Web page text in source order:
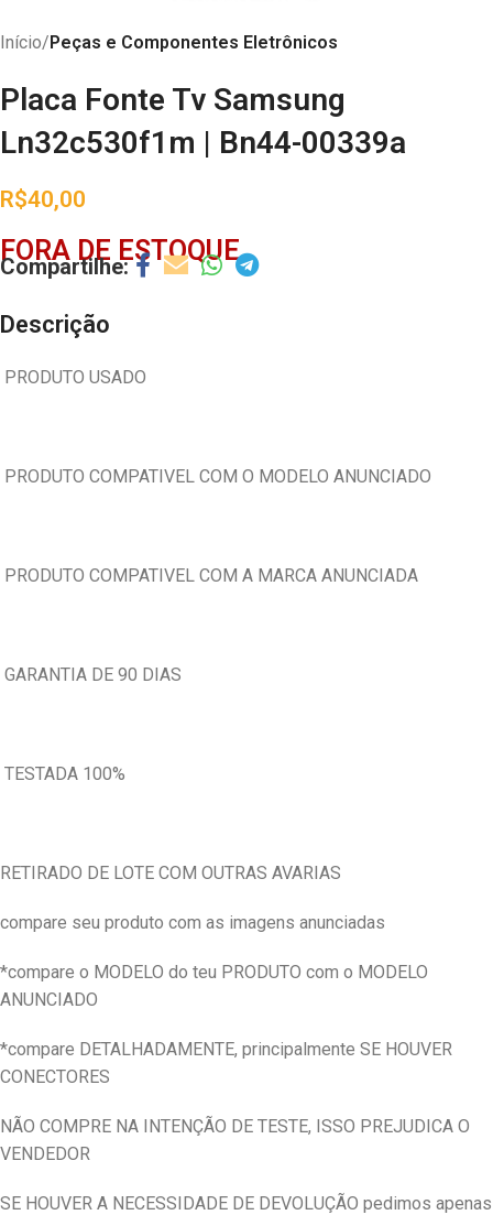
Início Peças e Componentes Eletrônicos
Placa Fonte Tv Samsung
Ln32c530f1m | Bn44-00339a
R$40,00
FORA DE ESTOQUE
Descrição
PRODUTO USADO
PRODUTO COMPATIVEL COM O MODELO ANUNCIADO
PRODUTO COMPATIVEL COM A MARCA ANUNCIADA
GARANTIA DE 90 DIAS
TESTADA 100%
RETIRADO DE LOTE COM OUTRAS AVARIAS
compare seu produto com as imagens anunciadas
*compare o MODELO do teu PRODUTO com o MODELO
ANUNCIADO
*compare DETALHADAMENTE, principalmente SE HOUVER
CONECTORES
NÃO COMPRE NA INTENÇÃO DE TESTE, ISSO PREJUDICA O
VENDEDOR
SE HOUVER A NECESSIDADE DE DEVOLUÇÃO pedimos apenas